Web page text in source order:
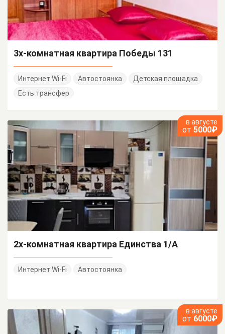
3х-комнатная квартира Победы 131
Интернет Wi-Fi Автостоянка
Детская площадка
Есть трансфер
в августе
от 5000₽
2х-комнатная квартира Единства 1/А
Интернет Wi-Fi Автостоянка
в августе
от 6000₽